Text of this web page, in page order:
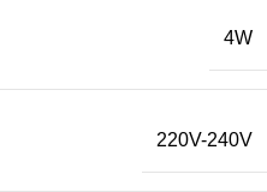
4W
220V-240V